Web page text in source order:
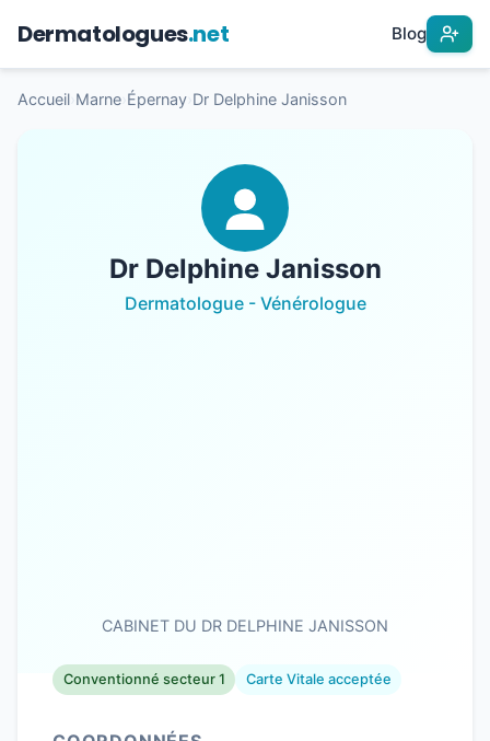
Dermatologues.net Blog
Accueil Marne Épernay Dr Delphine Janisson
Dr Delphine Janisson
Dermatologue - Vénérologue
CABINET DU DR DELPHINE JANISSON
Conventionné secteur 1 Carte Vitale acceptée